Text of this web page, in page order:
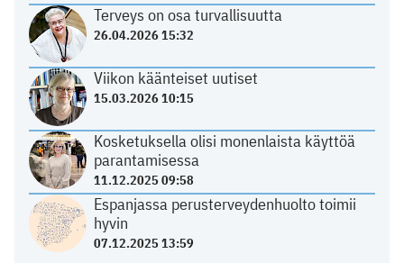
Terveys on osa turvallisuutta
26.04.2026 15:32
Viikon käänteiset uutiset
15.03.2026 10:15
Kosketuksella olisi monenlaista käyttöä
parantamisessa
11.12.2025 09:58
Espanjassa perusterveydenhuolto toimii
hyvin
07.12.2025 13:59